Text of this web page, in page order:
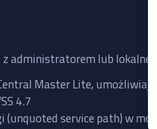
administratorem lub
Master Lite,
4.7
service path) w